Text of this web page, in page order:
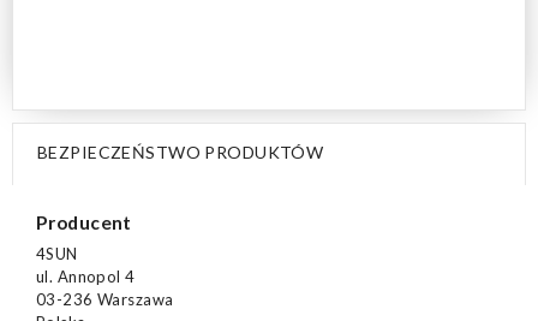
BEZPIECZEŃSTWO PRODUKTÓW
Producent
4SUN
ul. Annopol 4
03-236 Warszawa